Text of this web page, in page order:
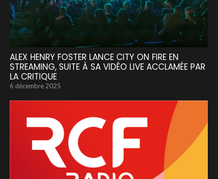
ALEX HENRY FOSTER LANCE CITY ON FIRE EN
STREAMING, SUITE À SA VIDÉO LIVE ACCLAMÉE PAR
LA CRITIQUE
6 décembre 2025